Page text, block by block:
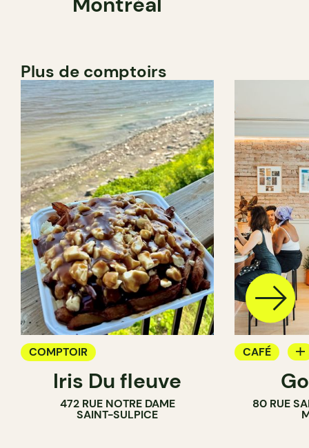
Plus de comptoirs
COMPTOIR
Iris Du fleuve
472 RUE NOTRE DAME
SAINT-SULPICE
CAFÉ
COMPTOIR
80 RUE